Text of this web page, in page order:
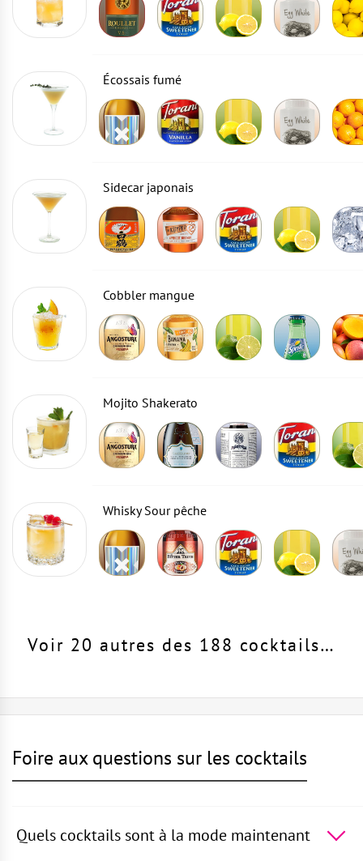
Écossais fumé
Sidecar japonais
Cobbler mangue
Mojito Shakerato
Whisky Sour pêche
Voir 20 autres des 188 cocktails…
Foire aux questions sur les cocktails
Quels cocktails sont à la mode maintenant